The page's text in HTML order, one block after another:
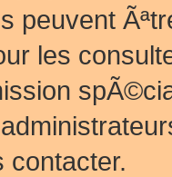
peuvent
les
contacter.